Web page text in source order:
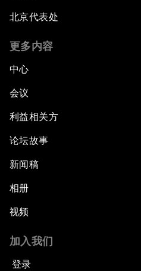
北京代表处
更多内容
中心
会议
利益相关方
论坛故事
新闻稿
相册
视频
加入我们
登录